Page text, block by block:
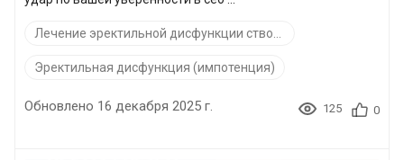
Эректильная дисфункция (импотенция)
Обновлено 16 декабря 2025 г. 125 0